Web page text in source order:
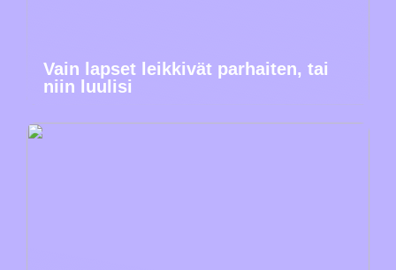
Vain lapset leikkivät parhaiten, tai
niin luulisi